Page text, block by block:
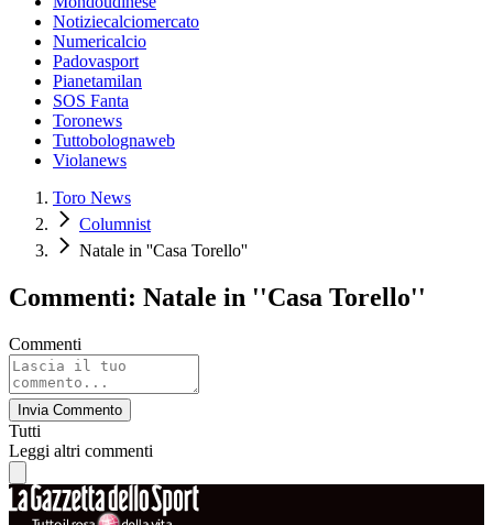
Notiziecalciomercato
Numericalcio
Padovasport
Pianetamilan
SOS Fanta
Toronews
Tuttobolognaweb
Violanews
Toro News
Columnist
Natale in ''Casa Torello''
Commenti: Natale in ''Casa Torello''
Commenti
Invia Commento
Tutti
Leggi altri commenti